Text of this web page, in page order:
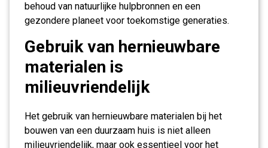
behoud van natuurlijke hulpbronnen en een
gezondere planeet voor toekomstige generaties.
Gebruik van hernieuwbare
materialen is
milieuvriendelijk
Het gebruik van hernieuwbare materialen bij het
bouwen van een duurzaam huis is niet alleen
milieuvriendelijk, maar ook essentieel voor het